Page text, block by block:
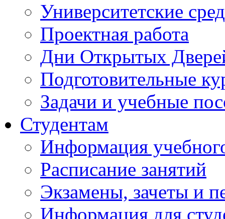
Университетские
Проектная работа
Дни Открытых
Подготовительные
Задачи и учебные
Студентам
Информация
Расписание занятий
Экзамены, зачеты и
Информация для